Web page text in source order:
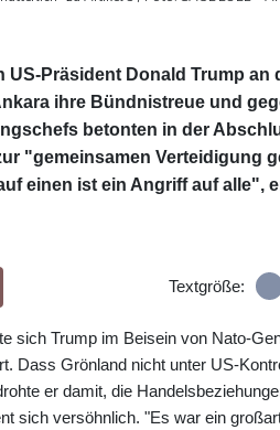
Präsident Donald Trump an
ihre Bündnistreue und
betonten in der
"gemeinsamen Verteidigung
einen ist ein Angriff auf alle",
Textgröße:
sich Trump im Beisein von Nato-
Dass Grönland nicht unter US-
er damit, die
sich versöhnlich. "Es war ein